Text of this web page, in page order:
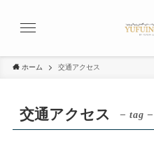
ホーム 交通アクセス
交通アクセス – tag –